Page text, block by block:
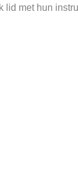
met hun